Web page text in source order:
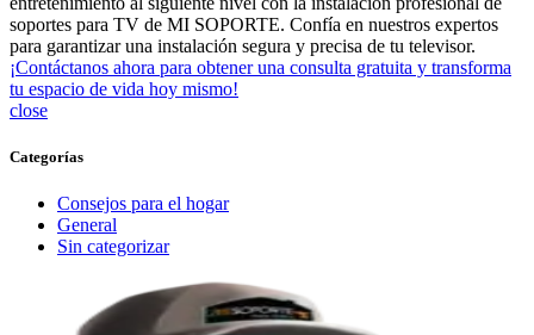
soportes para TV de MI SOPORTE. Confía en nuestros expertos
para garantizar una instalación segura y precisa de tu televisor.
¡Contáctanos ahora para obtener una consulta gratuita y transforma
tu espacio de vida hoy mismo!
close
Categorías
Consejos para el hogar
General
Sin categorizar